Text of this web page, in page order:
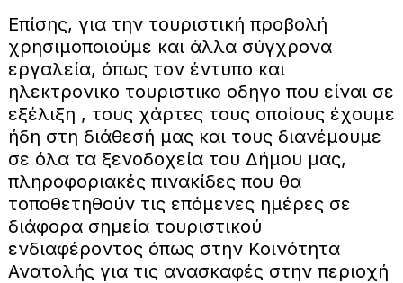
Επίσης, για την τουριστική προβολή
χρησιμοποιούμε και άλλα σύγχρονα
εργαλεία, όπως τον έντυπο και
ηλεκτρονικο τουριστικο οδηγο που είναι σε
εξέλιξη , τους χάρτες τους οποίους έχουμε
ήδη στη διάθεσή μας και τους διανέμουμε
σε όλα τα ξενοδοχεία του Δήμου μας,
πληροφοριακές πινακίδες που θα
τοποθετηθούν τις επόμενες ημέρες σε
διάφορα σημεία τουριστικού
ενδιαφέροντος όπως στην Κοινότητα
Ανατολής για τις ανασκαφές στην περιοχή